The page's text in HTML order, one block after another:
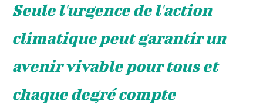
Seule l'urgence de l'action
climatique peut garantir un
avenir vivable pour tous et
chaque degré compte